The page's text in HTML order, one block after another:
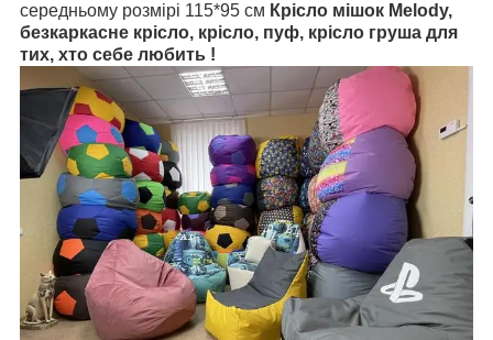
середньому розмірі 115*95 см Крісло мішок Melody,
безкаркасне крісло, крісло, пуф, крісло груша для
тих, хто себе любить !